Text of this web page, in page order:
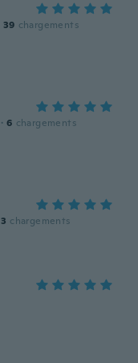
39 chargements
· 6 chargements
3 chargements